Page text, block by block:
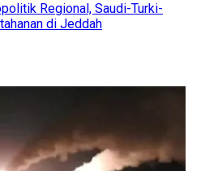
Regional, Saudi-Turki-
di Jeddah